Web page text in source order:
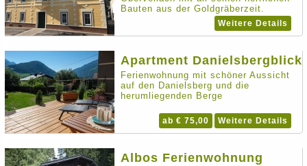
Bauten aus der Goldgräberzeit.
Weitere Details
Apartment Danielsbergblick
Ferienwohnung mit schöner Aussicht
auf den Danielsberg und die
herumliegenden Berge
Weitere Details
ab € 75,00
Albos Ferienwohnung